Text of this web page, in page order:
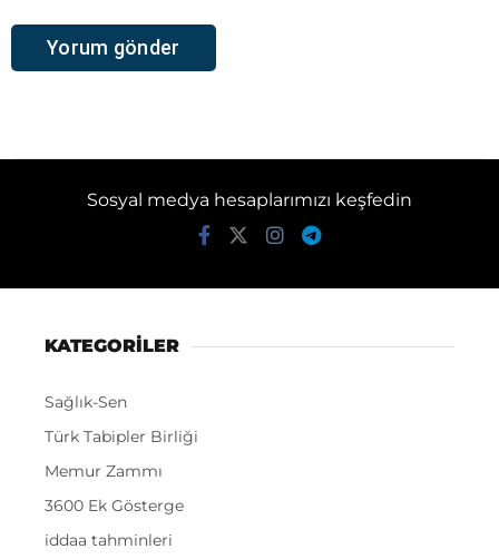
Sosyal medya hesaplarımızı keşfedin
KATEGORİLER
Sağlık-Sen
Türk Tabipler Birliği
Memur Zammı
3600 Ek Gösterge
iddaa tahminleri